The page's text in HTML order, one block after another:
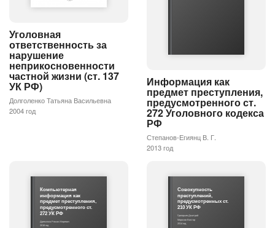
Уголовная
ответственность за
нарушение
неприкосновенности
частной жизни (ст. 137
УК РФ)
Долголенко Татьяна Васильевна
2004 год
Информация как
предмет преступления,
предусмотренного ст.
272 Уголовного кодекса
РФ
Степанов-Егиянц В. Г.
2013 год
Компьютерная
информация как
предмет преступления,
предусмотренного ст.
272 УК РФ
Дремлюга Роман Игоревич
2018 год
Совокупность
преступлений,
предусмотренных ст.
210 УК РФ
Григорьев Дмитрий
Морозов Виктор
2014 год